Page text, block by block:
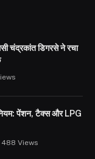
चंद्रकांत डिगरसे ने रचा
पेंशन, टैक्स और LPG
488 Views